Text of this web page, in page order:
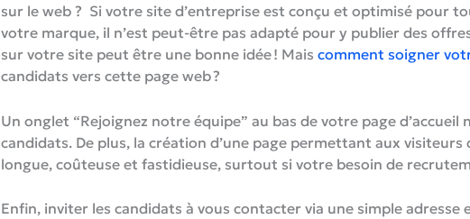
sur le web ? Si votre site d’entreprise est conçu et optimisé pour
votre marque, il n’est peut-être pas adapté pour y publier des
sur votre site peut être une bonne idée ! Maiscomment soigner
candidats vers cette page web ?
Un onglet “Rejoignez notre équipe” au bas de votre page
candidats. De plus, la création d’une page permettant aux
longue, coûteuse et fastidieuse, surtout si votre besoin de
Enfin, inviter les candidats à vous contacter via une simple